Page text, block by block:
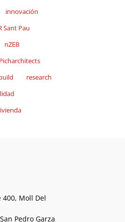
innovación
Sant Pau
nZEB
Picharchitects
research
400, Moll Del
Pedro Garza